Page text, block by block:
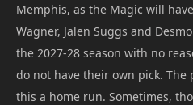
Memphis, as the Magic will
Wagner, Jalen Suggs and
the 2027-28 season with no
do not have their own pick. The
this a home run. Sometimes,